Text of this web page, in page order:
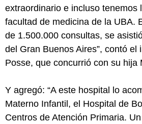
extraordinario e incluso tenemos
facultad de medicina de la UBA.
de 1.500.000 consultas, se
del Gran Buenos Aires”, contó el
Posse, que concurrió con su hija
Y agregó: “A este hospital lo
Materno Infantil, el Hospital de
Centros de Atención Primaria.